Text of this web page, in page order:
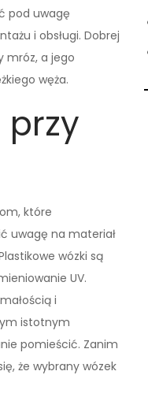
pod uwagę
i obsługi. Dobrej
mróz, a jego
węża.
które
uwagę na materiał
wózki są
UV.
i
istotnym
pomieścić. Zanim
że wybrany wózek